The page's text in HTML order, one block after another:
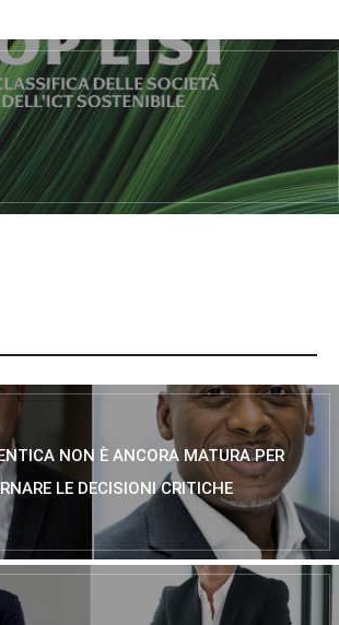
NON È ANCORA MATURA PER
LE DECISIONI CRITICHE